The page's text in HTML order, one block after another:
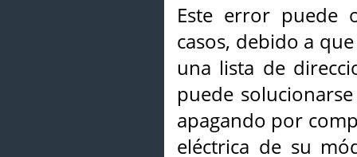
Este error puede
casos, debido a
una lista de
puede
apagando por
eléctrica de su